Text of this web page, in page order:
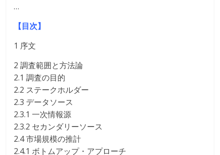
…
【目次】
1 序文
2 調査範囲と方法論
2.1 調査の目的
2.2 ステークホルダー
2.3 データソース
2.3.1 一次情報源
2.3.2 セカンダリーソース
2.4 市場規模の推計
2.4.1 ボトムアップ・アプローチ